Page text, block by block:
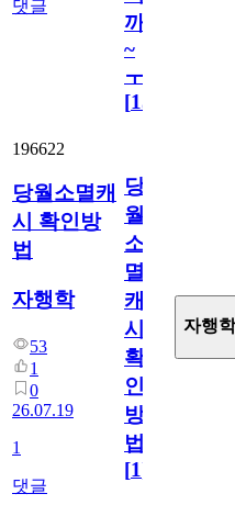
댓글
까
~
ㅜ
[15
196622
당월소멸캐
시 확인방
법
자행학
53
1
0
26.07.19
1
댓글
당
월
소
멸
캐
시
확
인
방
법
[1]
자행학